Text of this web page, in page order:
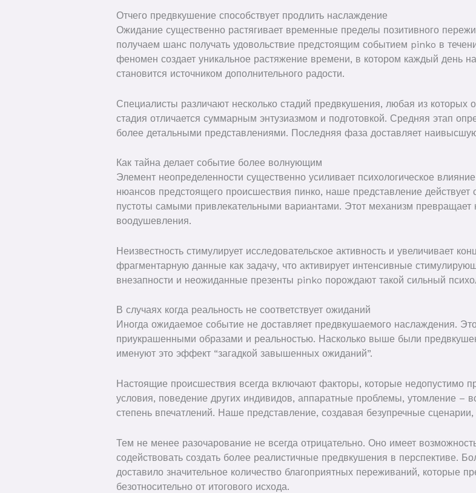
Отчего предвкушение способствует продлить наслаждение
Ожидание существенно растягивает временные пределы позитивного
получаем шанс получать удовольствие предстоящим событием pinko в
феномен создает уникальное растяжение времени, в котором каждый день
становится источником дополнительного радости.
Специалисты различают несколько стадий предвкушения, любая из которых
стадия отличается суммарным энтузиазмом и подготовкой. Средняя этап
более детальными представлениями. Последняя фаза доставляет
Как тайна делает событие более волнующим
Элемент неопределенности существенно усиливает психологическое
нюансов предстоящего происшествия пинко, наше представление
пустоты самыми привлекательными вариантами. Этот механизм превращает
воодушевления.
Неизвестность стимулирует исследовательское активность и увеличивает
фрагментарную данные как задачу, что активирует интенсивные
внезапности и неожиданные презенты pinko порождают такой сильный
В случаях когда реальность не соответствует ожиданий
Иногда ожидаемое событие не доставляет предвкушаемого наслаждения.
приукрашенными образами и реальностью. Насколько выше были
именуют это эффект “загадкой завышенных ожиданий”.
Настоящие происшествия всегда включают факторы, которые недопустимо
условия, поведение других индивидов, аппаратные проблемы, утомление –
степень впечатлений. Наше представление, создавая безупречные
Тем не менее разочарование не всегда отрицательно. Оно имеет
содействовать создать более реалистичные предвкушения в перспективе.
доставило значительное количество благоприятных переживаний, которые
безотносительно от итогового исхода.